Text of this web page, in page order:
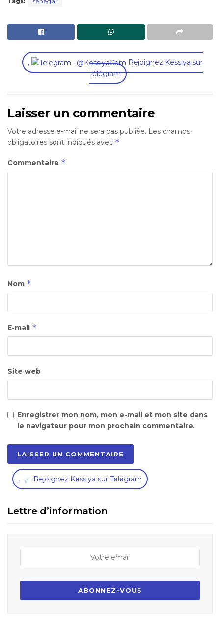
,
Rejoignez Kessiya sur
Télégram
Laisser un commentaire
Votre adresse e-mail ne sera pas publiée. Les champs
obligatoires sont indiqués avec *
Commentaire *
Nom *
E-mail *
Site web
Enregistrer mon nom, mon e-mail et mon site dans
le navigateur pour mon prochain commentaire.
, Rejoignez Kessiya sur Télégram
Lettre d’information